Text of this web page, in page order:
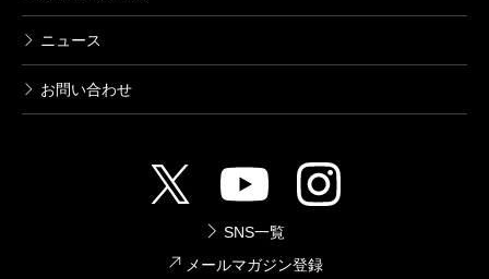
ニュース
お問い合わせ
SNS一覧
メールマガジン登録